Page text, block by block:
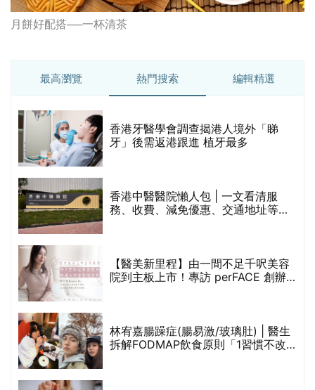
月餅好配搭──一杯清茶
最高瀏覽 熱門搜索 編輯精選
香港牙醫學會調查揭港人境外「睇
牙」後需返港跟進 植牙最多
香港中醫醫院懶人包 | 一文看清服
務、收費、減免優惠、交通地址等
【醫美新里程】由一間不足千呎美容
院到主板上市！專訪 perFACE 創辦
林宥嘉腸躁症(腸易激/玻璃肚) | 醫生
拆解FODMAP飲食原則「1習慣不改